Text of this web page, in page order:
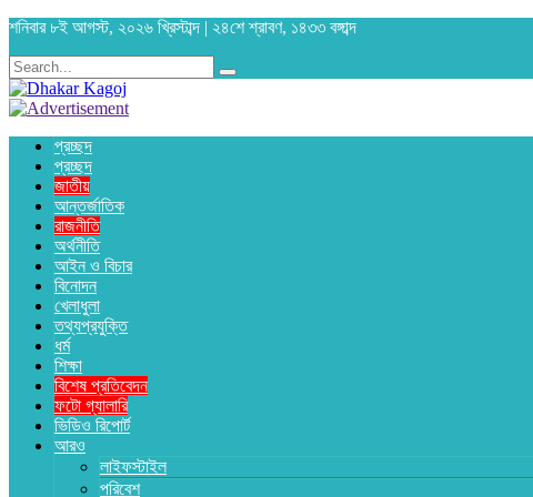
শনিবার ৮ই আগস্ট, ২০২৬ খ্রিস্টাব্দ | ২৪শে শ্রাবণ, ১৪৩৩ বঙ্গাব্দ
প্রচ্ছদ
প্রচ্ছদ
জাতীয়
আন্তর্জাতিক
রাজনীতি
অর্থনীতি
আইন ও বিচার
বিনোদন
খেলাধুলা
তথ্যপ্রযুক্তি
ধর্ম
শিক্ষা
বিশেষ প্রতিবেদন
ফটো গ্যালারি
ভিডিও রিপোর্ট
আরও
লাইফস্টাইল
পরিবেশ